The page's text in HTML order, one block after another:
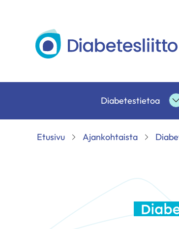
Diabetesliitto
Diabetestietoa
Etusivu
Ajankohtaista